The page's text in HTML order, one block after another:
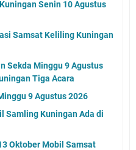
Senin 10 Agustus
Samsat Keliling Kuningan
Sekda Minggu 9 Agustus
Tiga Acara
9 Agustus 2026
Samling Kuningan Ada di
Oktober Mobil Samsat